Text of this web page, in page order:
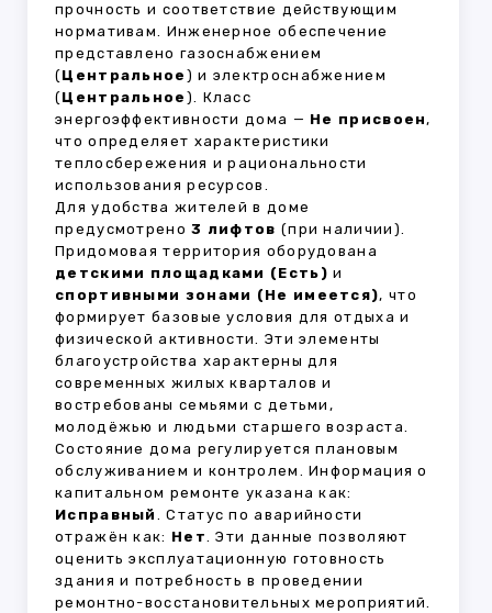
прочность и соответствие действующим
нормативам. Инженерное обеспечение
представлено газоснабжением
(Центральное ) и электроснабжением
(Центральное ). Класс
энергоэффективности дома — Не присвоен,
что определяет характеристики
теплосбережения и рациональности
использования ресурсов.
Для удобства жителей в доме
предусмотрено3 лифтов (при наличии).
Придомовая территория оборудована
детскими площадками (Есть) и
спортивными зонами (Не имеется), что
формирует базовые условия для отдыха и
физической активности. Эти элементы
благоустройства характерны для
современных жилых кварталов и
востребованы семьями с детьми,
молодёжью и людьми старшего возраста.
Состояние дома регулируется плановым
обслуживанием и контролем. Информация о
капитальном ремонте указана как:
Исправный . Статус по аварийности
отражён как: Нет. Эти данные позволяют
оценить эксплуатационную готовность
здания и потребность в проведении
ремонтно-восстановительных мероприятий.